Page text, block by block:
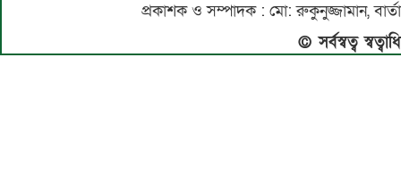
প্রকাশক ও সম্পাদক : মো: রুকুনুজ্জামান,
© সর্বস্বত্ব